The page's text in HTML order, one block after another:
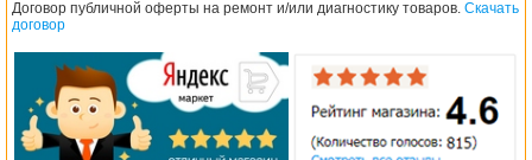
Договор публичной оферты на ремонт и/или диагностику товаров. Скачать
договор